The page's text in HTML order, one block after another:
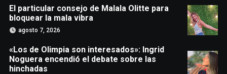
El particular consejo de Malala Olitte para
bloquear la mala vibra
agosto 7, 2026
«Los de Olimpia son interesados»: Ingrid
Noguera encendió el debate sobre las
hinchadas